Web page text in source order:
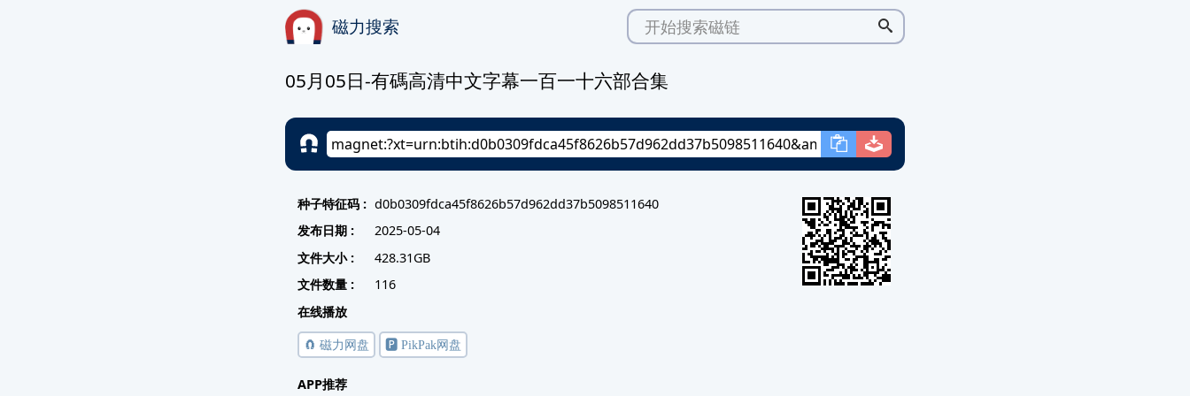
磁力搜索
05月05日-有碼高清中文字幕一百一十六部合集
种子特征码 : d0b0309fdca45f8626b57d962dd37b5098511640
发布日期 :
2025-05-04
文件大小 :
428.31GB
文件数量 :
116
在线播放
🧲 磁力网盘 🅿️ PikPak网盘
APP推荐